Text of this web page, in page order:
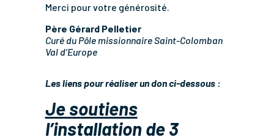
Merci pour votre générosité.
Père Gérard Pelletier
Curé du Pôle missionnaire Saint-Colomban
Val d’Europe
Les liens pour réaliser un don ci-dessous :
Je soutiens
l’installation de 3